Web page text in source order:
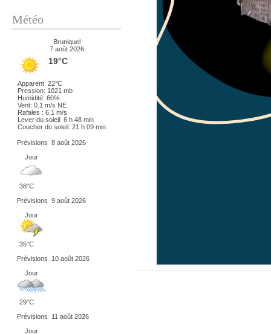
Météo
Bruniquel
7 août 2026
19°C
Apparent: 22°C
Pression: 1021 mb
Humidité: 60%
Vent: 0.1 m/s NE
Rafales : 6.1 m/s
Lever du soleil: 6 h 48 min
Coucher du soleil: 21 h 09 min
Prévisions 8 août 2026
Jour
38°C
Prévisions 9 août 2026
Jour
35°C
Prévisions
10 août 2026
Jour
29°C
Prévisions
11 août 2026
Jour